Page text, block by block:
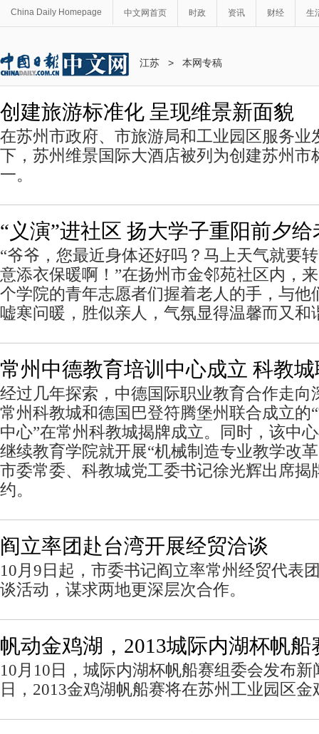
China Daily Homepage 中文网首页 时政 资讯 财经 生
江苏 > 本网专稿
创建旅游标准化 呈现维景新面貌
在苏州市政府、市旅游局和工业园区服务业
下，苏州维景国际大酒店被列为创建苏州市
一。
“义演”进社区 扬大学子重阳前夕
“爷爷，您最近身体还好吗？马上天气就要
意添衣保暖啊！”在扬州市金邻苑社区内，
个学院的青年志愿者们握着老人的手，与他
嘘寒问暖，胜似亲人，气氛显得温馨而又和
常州中德教育培训中心成立 科教
经过几年探索，中德国际职业教育合作走向
常州科教城和德国巴登符腾堡州联合成立的
中心”在常州科教城揭牌成立。同时，该中
继续教育学院就开展“机械制造专业教学改
市委常委、科教城党工委书记徐光辉出席揭
约。
阎立率团赴台湾开展经贸洽谈
10月9日起，市委书记阎立率常州经贸代表
谈活动，谋求两地更深层次合作。
帆动金鸡湖，2013城际内湖杯帆船
10月10日，城际内湖杯帆船赛组委会发布新
日，2013金鸡湖帆船赛将在苏州工业园区金